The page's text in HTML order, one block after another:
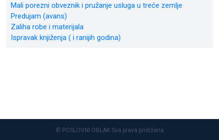
Mali porezni obveznik i pružanje usluga u treće zemlje
Predujam (avans)
Zaliha robe i materijala
Ispravak knjiženja ( i ranijih godina)
© POSLOVNI OBLAK Sva prava pridržana